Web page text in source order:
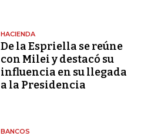
HACIENDA
De la Espriella se reúne
con Milei y destacó su
influencia en su llegada
a la Presidencia
BANCOS